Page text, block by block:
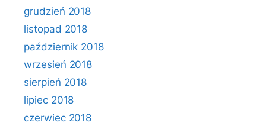
grudzień 2018
listopad 2018
październik 2018
wrzesień 2018
sierpień 2018
lipiec 2018
czerwiec 2018